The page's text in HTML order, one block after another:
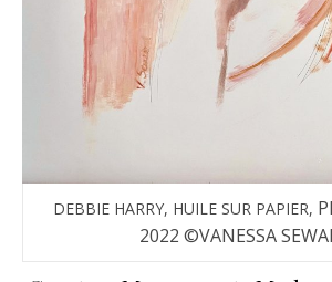
DEBBIE HARRY, HUILE SUR PAPIER,
2022 ©VANESSA